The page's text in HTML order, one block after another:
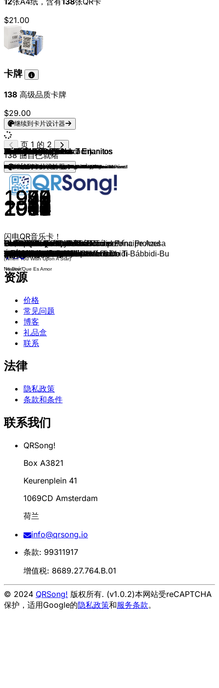
$21.00
卡牌
138 高级品质卡牌
$29.00
继续到卡片设计器
Disney
1954
"Walt Disney Pictures"
(When You Wish Upon A Star)
Blancanieves Y Los 7 Enanitos
Jesús Aguirre, Santiago Aguirre & Tony Cruz
1937
Ay Ho / Cavar, Cavar
Blancanieves Y Los 7 Enanitos
Jesús Aguirre, Santiago Aguirre & Tony Cruz
1937
Canción Tonta
Blancanieves Y Los 7 Enanitos
Yolanda de las Heras
1937
Mi Príncipe Vendrá
Blancanieves Y Los 7 Enanitos
Yolanda de las Heras
1937
Silbando al Trabajar
Blancanieves Y Los 7 Enanitos
Yolanda de las Heras & Armando Pita
1937
El Pozo de los Sueños / Mi Canto
Blancanieves Y Los 7 Enanitos
Jesús Aguirre, Santiago Aguirre & Tony Cruz
1937
Canción del Baño
Pinocho
Pablo Palos
1940
Dame Un Silbidito
PInocho
Mario A. González
1940
Sin Hilos
Bambi
1942
Las Gotitas
Bambi
1942
Canción de Primavera
Bambi
1942
Canto al Amor
La Cenicienta
1950
Cenicienta
La Cenicienta
Nathalia Sosa
1950
Soñar es Desear
La Cenicienta
Norma Herrera
1950
¿Dónde Lo Habré Puesto? / Bíbbidi-Bábbidi-Bu
Peter Pan
1953
La Estrella Que Nos Vio Nacer
Peter Pan
1953
Volarás, Volarás, Volarás
Peter Pan
1953
Oh, la Vida de los Piratas
Peter Pan
1953
Por Donde Tu Vayas
Peter Pan
1953
El Capitán Garfio Nunca Rompe Una Promesa
Peter Pan
1953
Su Nombre es Mamá
La Bella Durmiente
Lupita Pérez Arias, Alejandro Algara
1959
Eres Tú el Príncipe Azul
La Bella Durmiente
1959
Baile En el Bosque / Eres Tú el Príncipe Azul
La Bella Durmiente
1959
Pobre Aurora / La Bella Durmiente
El Libro de la Selva
Salvador Carrasco
1967
Marcha De Los Elefantes
El Libro de la Selva
AD Santos, Gemán Valdés
1967
Busca Lo Más Vital
El Libro de la Selva
Flavio, Germán Valdés
1967
Quiero Ser Como Tú
El Libro de la Selva
Teresa Ruiz
1967
En Mi Hogar
Los Aristogatos
1970
Todos Quieren Ser Un Gato Jazz
La Sirenita
Vincente Borland
1989
Bajo el Mar
La Sirenita
María Caneda
1989
Parte De Tu Mundo
La Sirenita
María Caneda
1989
Parte De Tu Mundo
La Sirenita
Helen Quiroga
1989
Pobres Almas Sin Sol
La Sirenita
Miguel Ángel Jenner
1989
Los Peces
La Sirenita
Vincente Borland
1989
Bésala
La Bella y la Bestia
Camilo García
1991
Prólogo
La Bella y la Bestia
Inés Moraleda, Xavier Ribera & Oscar Mas
1991
Bella
La Bella y la Bestia
Inés Moraleda
1991
Bella
La Bella y la Bestia
Oscar Mas, Xavier Ribera
1991
Gastón
La Bella y la Bestia
Miguel Ángel Jenner, Marta Martorell
1991
¡Qué Festín!
La Bella y la Bestia
Inés Moraleda, Jordi Brau & Miguel Ángel Jenner
1991
Algo Nuevo
La Bella y la Bestia
Miguel Ángel Jenner, Eduard Doncos & Marta Martorell
1991
Humano Otra Vez
La Bella y la Bestia
Marta Martorell
1991
La Bella y la Bestia
La Bella y la Bestia
Xavier Ribera
1991
Asalto al Castillo
Aladdín
José Ramón Nogueras
1992
Si A Arabia Tú Vas
Aladdín
Miguel Morant
1992
El Rey
Aladdín
Miguel Morant
1992
El Rey
Aladdín
Josema Yuste
1992
Un Genio Genial
Aladdín
Alan Menken
1992
"Ser Libre"
Aladdín
Josema Yuste
1992
Príncipe Ali
Aladdín
Xavier Rivera & Joaquín Muñoz
1992
Príncipe Ali
El Rey León
Hans Zimmer, Elton John
1994
This Land
El Rey León (Live Action)
Hans Zimmer
2019
"Rafiki's Fireflies"
El Rey León
Tata Vega
1994
El Ciclo de la Vida
El Rey León
Marc Pociello, Angela Aloy & Eduard Doncos
1994
Voy A Ser El Rey León
El Rey León
Jordi Doncos
1994
Preparaos
El Rey León
Marc Pociello, Oscar Mas & Sergio Zamora
1994
Hakuna Matata
El Rey León
Anolita Domínguez, Angela Aloy & Oscar Mas
1994
Es La Noche Del Amor
El Rey León 2
Enrique Sequeros
1998
Él Vive En Ti
El Rey León 2
Sergio Zamora & Michelle Jenner
1998
Somos Un Clan
El Rey León 2
Helen De Quiroga, Jose Javier Serrano & Henar Pérez
1998
Mi Cantar
El Rey León 2
Tony Cruz, Geraldine Larrosa & Ferrán González
1998
Upendi
El Rey León 2
1998
Uno Más
El Rey León 2
Geraldine Larrosa & Ferrán González
1998
Triunfará el Amor
Pocahontas
Alan Menken
1995
"Pocahontas"
Pocahontas
Gema Castaño
1995
Río Abajo
Pocahontas
Gema Castaño
1995
Colores en el Viento
Pocahontas
1995
Gloria Y Riqueza
Pocahontas
1995
Como El Ritmo Del Tambor
Pocahontas
Miguel Ángel Jenner, Tony Cruz
1995
Más, Más, Más
Hércules
Susan Martín, Helen Quiroga & Paula Bas
1997
Tan Cierto Como Tú I
Hércules
Ferrán González
1997
Ese Es Mi Destino
Hércules
Ferrán González
1997
Ese Es Mi Destino
Hércules
Susan Martín, Helen Quiroga & Paula Bas
1997
Tan Cierto Como Tú II
Hércules
Susan Martín, Helen Quiroga & Paula Bas
1997
Tan Cierto Como Tú III
Hércules
Jordi Vila
1997
Mi Última Esperanza
Hércules
Susan Martín, Helen Quiroga & Paula Bas
1997
De Cero A Héroe
Hércules
Susan Martín, Helen Quiroga & Paula Bas
1997
Canción de Meg
No Diré Que Es Amor
Hércules
Susan Martín, Helen Quiroga & Paula Bas
1997
Ha Nacido Una Estrella
Mulán
Paula Bas, Celia Vergara & Marta Martorell
1998
Honra Nos Darás
Mulán
María Caneda
1998
Reflejo
Mulán
Jerry Goldsmith
1998
"Mulan's Decision"
"Haircut"
Mulán
Pablo Perea, Juan Manuel Escamilla & Miguel Morant
1998
Voy A Hacer Todo Un Hombre De Ti
Mulán
Miguel Morant, Eva Díez & Gonzalo Durán
1998
Mi Dulce y Linda Flor
Phil Collins
Phil Collins & Merche Macaria
1999
En Mi Corazón Estarás
Tarzán
Phil Collins
1999
Hijo De Hombre
Tarzán
Phil Collins
1999
Dos Mundos
Tarzán
Heike Makatsch
1999
Desbaratando el Campamento
Tarzán
Phil Collins
1999
Lo Extraño Que Soy
Tarzán
Phil Collins
1999
Dos Mundos
El Planeta Del Tesoro
Alex Ubago
2002
Sigo Aquí
Hermano Oso
Phil Collins
2003
En Marcha Estoy
Hermano Oso
Roser
2003
Espíritus
Hermano Oso
Phil Collins, Emilio Cuervo & Pablo Perea
2003
Bienvenido
Tiana Y El Sapo
Jose María Guzmán
2009
Bienvenidos a Nueva Orleans
Tiana Y El Sapo
Chila Lynn
2009
Ya Llegaré
Tiana Y El Sapo
Javier Gurruchaga
2009
Tengo Amigos Del Más Allá
Enredados
Carmen López
2010
Cuándo Mi Vida Va A Comenzar
Enredados
Celia Vergara
2010
Madre Sabe Más
Enredados
Alan Menken
2010
"Kingdom Dance"
页 1 的 2
138曲目已就绪
继续到卡片设计器
闪电QR音乐卡！
资源
价格
常见问题
博客
礼品盒
联系
法律
隐私政策
条款和条件
联系我们
QRSong!
Box A3821
Keurenplein 41
1069CD Amsterdam
荷兰
info@qrsong.io
条款: 99311917
增值税: 8689.27.764.B.01
© 2024 QRSong! 版权所有. (v1.0.2)本网站受reCAPTCHA
保护，适用Google的隐私政策和服务条款。